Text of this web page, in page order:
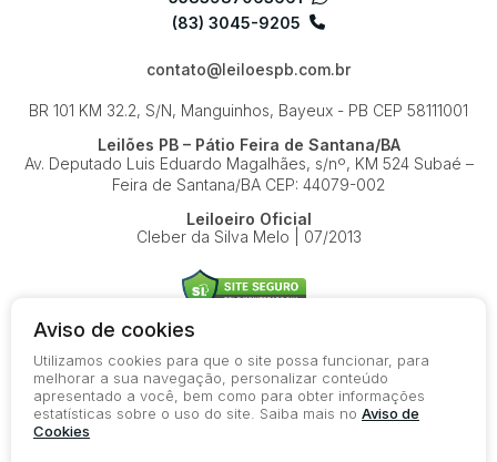
(83) 3045-9205
contato@leiloespb.com.br
BR 101 KM 32.2, S/N, Manguinhos, Bayeux - PB CEP 58111001
Leilões PB – Pátio Feira de Santana/BA
Av. Deputado Luis Eduardo Magalhães, s/nº, KM 524Subaé –
Feira de Santana/BA CEP: 44079-002
Leiloeiro Oficial
Cleber da Silva Melo | 07/2013
© 2026-present - Todos os direitos reservados
Política de Privacidade
Aviso de cookies
Utilizamos cookies para que o site possa funcionar, para
melhorar a sua navegação, personalizar conteúdo
apresentado a você, bem como para obter informações
estatísticas sobre o uso do site. Saiba mais no Aviso de
Cookies